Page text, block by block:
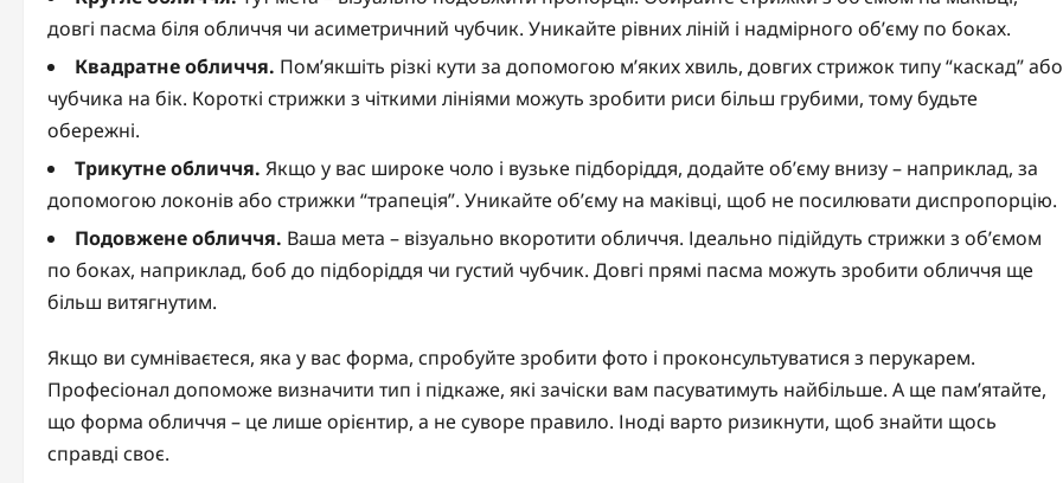
довгі пасма біля обличчя чи асиметричний чубчик. Уникайте рівних ліній і надмірного об’єму по боках.
Квадратне обличчя. Пом’якшіть різкі кути за допомогою м’яких хвиль, довгих стрижок типу “каскад” або
чубчика на бік. Короткі стрижки з чіткими лініями можуть зробити риси більш грубими, тому будьте
обережні.
Трикутне обличчя. Якщо у вас широке чоло і вузьке підборіддя, додайте об’єму внизу – наприклад, за
допомогою локонів або стрижки “трапеція”. Уникайте об’єму на маківці, щоб не посилювати диспропорцію.
Подовжене обличчя. Ваша мета – візуально вкоротити обличчя. Ідеально підійдуть стрижки з об’ємом
по боках, наприклад, боб до підборіддя чи густий чубчик. Довгі прямі пасма можуть зробити обличчя ще
більш витягнутим.
Якщо ви сумніваєтеся, яка у вас форма, спробуйте зробити фото і проконсультуватися з перукарем.
Професіонал допоможе визначити тип і підкаже, які зачіски вам пасуватимуть найбільше. А ще пам’ятайте,
що форма обличчя – це лише орієнтир, а не суворе правило. Іноді варто ризикнути, щоб знайти щось
справді своє.